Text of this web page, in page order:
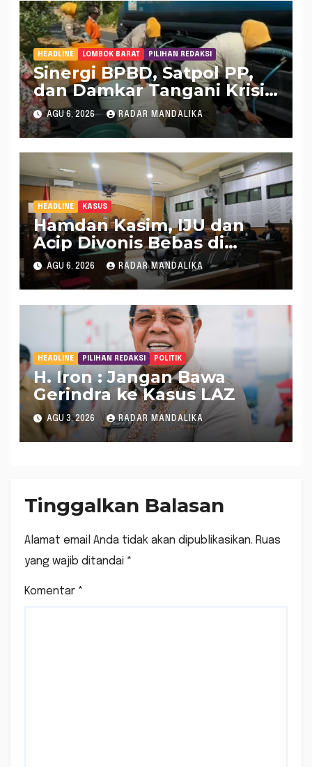
HEADLINE LOMBOK BARAT PILIHAN REDAKSI
Sinergi BPBD, Satpol PP,
dan Damkar Tangani Krisis
Air Bersih di Lobar
AGU 6, 2026 RADAR MANDALIKA
HEADLINE KASUS
Hamdan Kasim, IJU dan
Acip Divonis Bebas di
Kasus Dugaan Gratifikasi
DPRD NTB, Kuasa Hukum:
Putusan Bersifat Final
AGU 6, 2026 RADAR MANDALIKA
HEADLINE PILIHAN REDAKSI POLITIK
H. Iron : Jangan Bawa
Gerindra ke Kasus LAZ
AGU 3, 2026 RADAR MANDALIKA
Tinggalkan Balasan
Alamat email Anda tidak akan dipublikasikan. Ruas
yang wajib ditandai *
Komentar *